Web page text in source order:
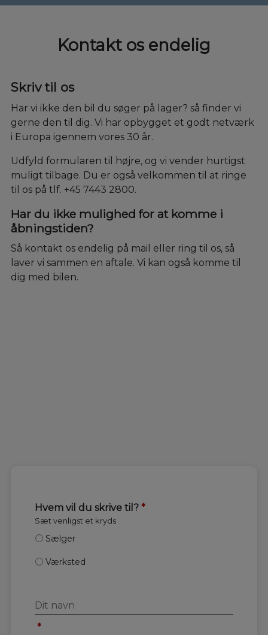
Kontakt os endelig
Skriv til os
Har vi ikke den bil du søger på lager? så finder vi
gerne den til dig. Vi har opbygget et godt netværk
i Europa igennem vores 30 år.
Udfyld formularen til højre, og vi vender hurtigst
muligt tilbage. Du er også velkommen til at ringe
til os på tlf. +45 7443 2800.
Har du ikke mulighed for at komme i
åbningstiden?
Så kontakt os endelig på mail eller ring til os, så
laver vi sammen en aftale. Vi kan også komme til
dig med bilen.
Hvem vil du skrive til? *
Sæt venligst et kryds
Sælger
Værksted
*